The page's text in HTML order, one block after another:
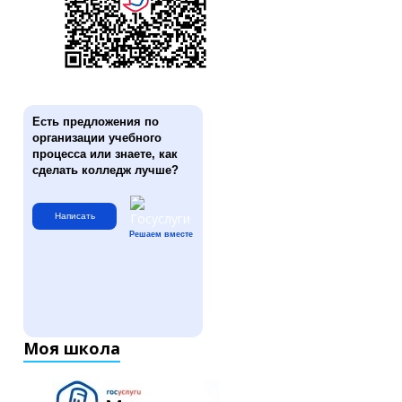
Есть предложения по
организации учебного
процесса или знаете, как
сделать колледж лучше?
Написать
Решаем вместе
Моя школа